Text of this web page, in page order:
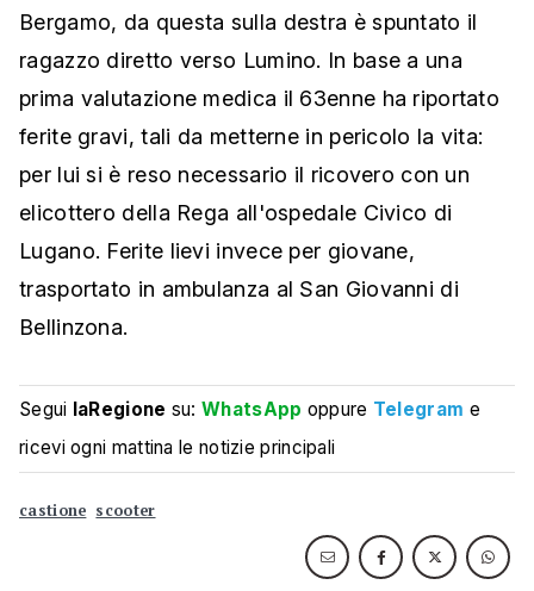
Bergamo, da questa sulla destra è spuntato il
ragazzo diretto verso Lumino. In base a una
prima valutazione medica il 63enne ha riportato
ferite gravi, tali da metterne in pericolo la vita:
per lui si è reso necessario il ricovero con un
elicottero della Rega all'ospedale Civico di
Lugano. Ferite lievi invece per giovane,
trasportato in ambulanza al San Giovanni di
Bellinzona.
Segui laRegione su:WhatsApp oppure Telegram e
ricevi ogni mattina le notizie principali
castione scooter